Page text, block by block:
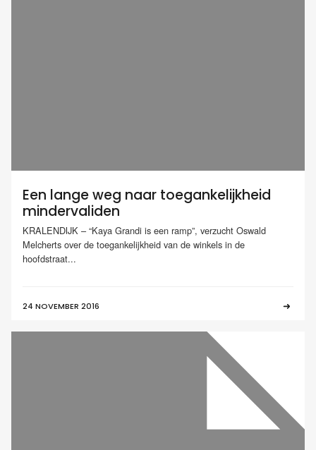
Een lange weg naar toegankelijkheid
mindervaliden
KRALENDIJK – “Kaya Grandi is een ramp”, verzucht Oswald
Melcherts over de toegankelijkheid van de winkels in de
hoofdstraat...
24 NOVEMBER 2016